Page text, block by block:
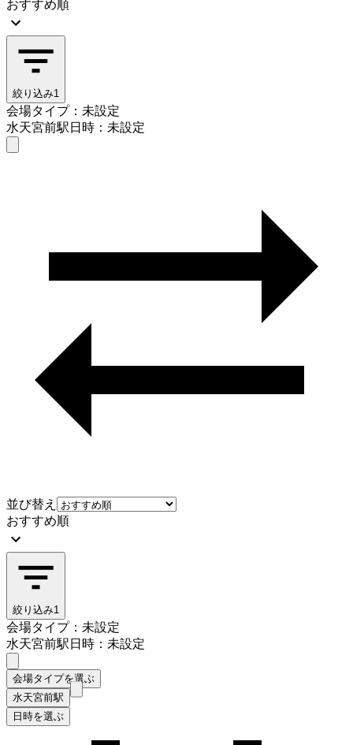
おすすめ順
絞り込み1
会場タイプ：未設定
水天宮前駅日時：未設定
並び替え
おすすめ順
絞り込み1
会場タイプ：未設定
水天宮前駅日時：未設定
会場タイプを選ぶ
水天宮前駅
日時を選ぶ